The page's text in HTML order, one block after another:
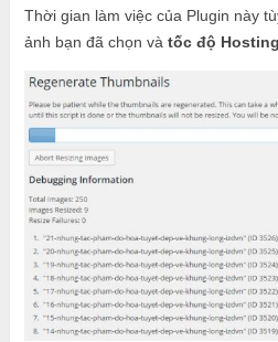
Thời gian làm việc của Plugin này
ảnh bạn đã chọn và tốc độ Hosting